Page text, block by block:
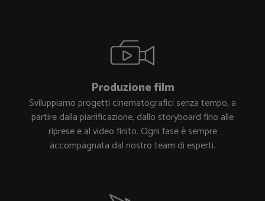
Produzione film
Sviluppiamo progetti cinematografici senza tempo, a
partire dalla pianificazione, dallo storyboard fino alle
riprese e al video finito. Ogni fase è sempre
accompagnata dal nostro team di esperti.